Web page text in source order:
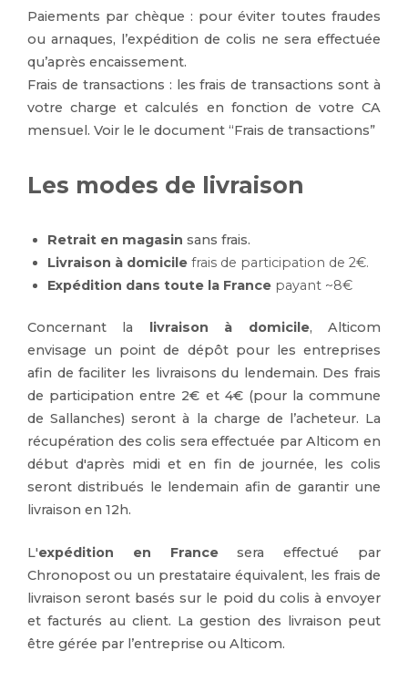
Paiements par chèque : pour éviter toutes fraudes
ou arnaques, l’expédition de colis ne sera effectuée
qu’après encaissement.
Frais de transactions : les frais de transactions sont à
votre charge et calculés en fonction de votre CA
mensuel. Voir le le document “Frais de transactions”
Les modes de livraison
Retrait en magasin sans frais.
Livraison à domicile frais de participation de 2€.
Expédition dans toute la Francepayant ~8€
Concernant la livraison à domicile, Alticom
envisage un point de dépôt pour les entreprises
afin de faciliter les livraisons du lendemain. Des frais
de participation entre 2€ et 4€ (pour la commune
de Sallanches) seront à la charge de l’acheteur. La
récupération des colis sera effectuée par Alticom en
début d'après midi et en fin de journée, les colis
seront distribués le lendemain afin de garantir une
livraison en 12h.
L'expédition en Francesera effectué par
Chronopost ou un prestataire équivalent, les frais de
livraison seront basés sur le poid du colis à envoyer
et facturés au client. La gestion des livraison peut
être gérée par l’entreprise ou Alticom.